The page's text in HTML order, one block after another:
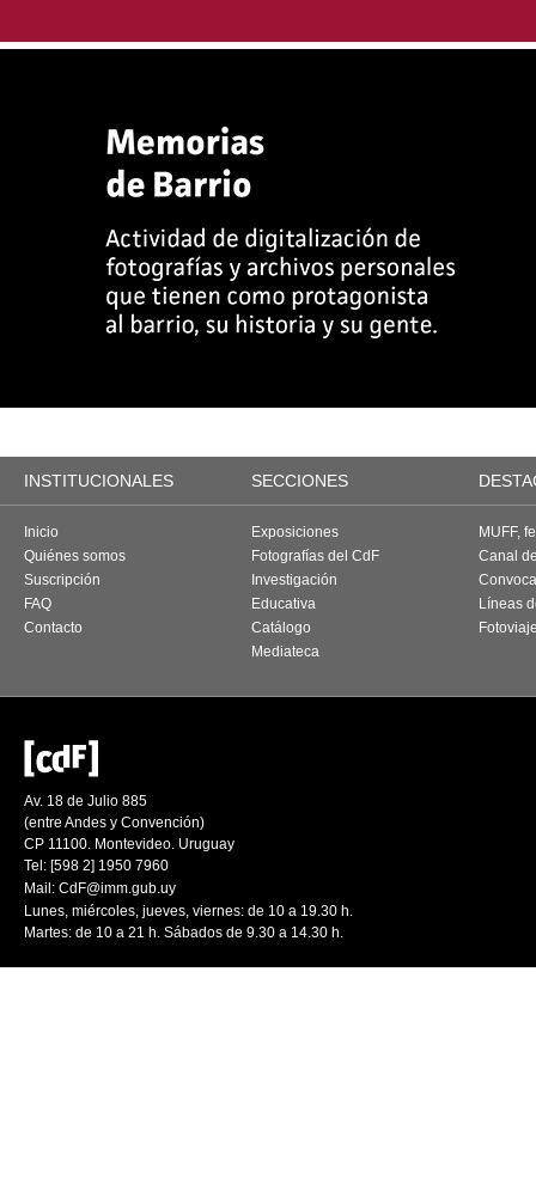
INSTITUCIONALES SECCIONES
Inicio
Quiénes somos
Suscripción
FAQ
Contacto
Exposiciones
Fotografías del CdF
Investigación
Educativa
Catálogo
Mediateca
MUFF,
Canal
Líneas
Av. 18 de Julio 885
(entre Andes y Convención)
CP 11100. Montevideo. Uruguay
Tel: [598 2] 1950 7960
Mail: CdF@imm.gub.uy
Lunes, miércoles, jueves, viernes: de 10 a 19.30 h.
Martes: de 10 a 21 h. Sábados de 9.30 a 14.30 h.